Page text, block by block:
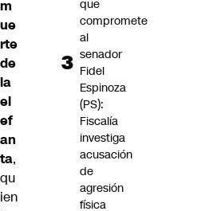
m
ue
rte
de
la
el
ef
an
ta,
qu
ien
que
compromete
al
senador
Fidel
Espinoza
(PS):
Fiscalía
investiga
acusación
de
agresión
física